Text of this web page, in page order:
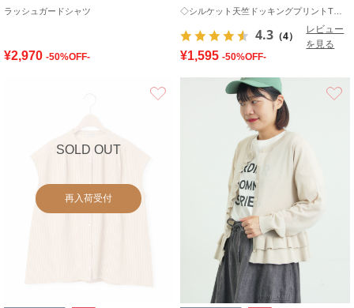
ラッシュガードシャツ
¥2,970 -50%OFF-
4.3 （4）
レビュー
を見る
¥1,595 -50%OFF-
SOLD OUT
再入荷受付